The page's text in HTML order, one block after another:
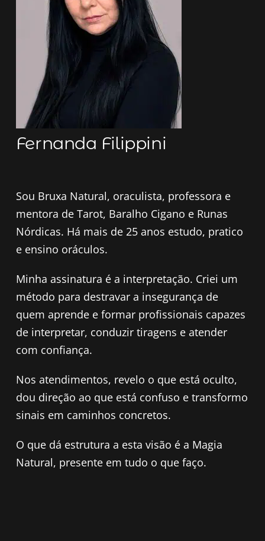
Fernanda Filippini
Sou Bruxa Natural, oraculista, professora e
mentora de Tarot, Baralho Cigano e Runas
Nórdicas. Há mais de 25 anos estudo, pratico
e ensino oráculos.
Minha assinatura é a interpretação. Criei um
método para destravar a insegurança de
quem aprende e formar profissionais capazes
de interpretar, conduzir tiragens e atender
com confiança.
Nos atendimentos, revelo o que está oculto,
dou direção ao que está confuso e transformo
sinais em caminhos concretos.
O que dá estrutura a esta visão é a Magia
Natural, presente em tudo o que faço.